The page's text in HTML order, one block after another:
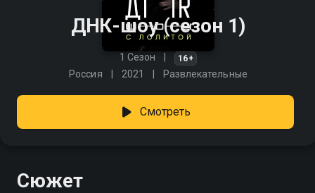
ДНК-шоу (сезон 1)
1 Сезон 16+
Россия 2021 Развлекательные
Смотреть
Сюжет